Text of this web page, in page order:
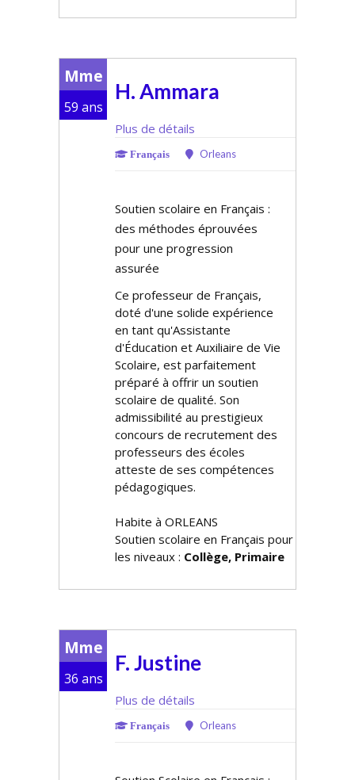
Mme
59 ans
H. Ammara
Plus de détails
Français Orleans
Soutien scolaire en Français :
des méthodes éprouvées
pour une progression
assurée
Ce professeur de Français,
doté d'une solide expérience
en tant qu'Assistante
d'Éducation et Auxiliaire de Vie
Scolaire, est parfaitement
préparé à offrir un soutien
scolaire de qualité. Son
admissibilité au prestigieux
concours de recrutement des
professeurs des écoles
atteste de ses compétences
pédagogiques.
Habite à ORLEANS
Soutien scolaire en Français pour
les niveaux : Collège, Primaire
Mme
36 ans
F. Justine
Plus de détails
Français Orleans